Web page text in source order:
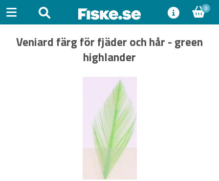
0
Veniard färg för fjäder och hår - green
highlander